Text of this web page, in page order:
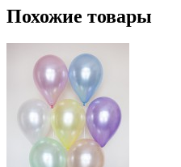
Похожие товары